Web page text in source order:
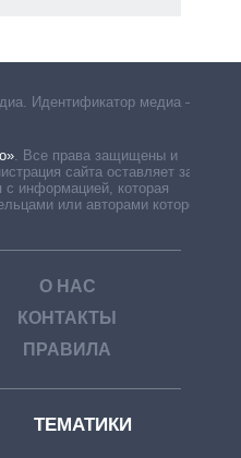
Идентификатор медиа –
. Все права защищены и
сайта оставляет за
с информацией, которая
или авторами которой
О НАС
КОНТАКТЫ
ПРАВИЛА
ТЕМАТИКИ